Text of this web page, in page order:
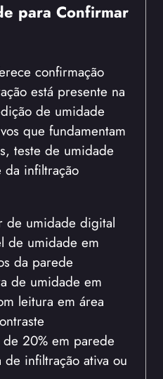
para Confirmar
confirmação
está presente na
de umidade
que fundamentam
teste de umidade
da infiltração
de umidade digital
de umidade em
da parede
de umidade em
leitura em área
20% em parede
infiltração ativa ou